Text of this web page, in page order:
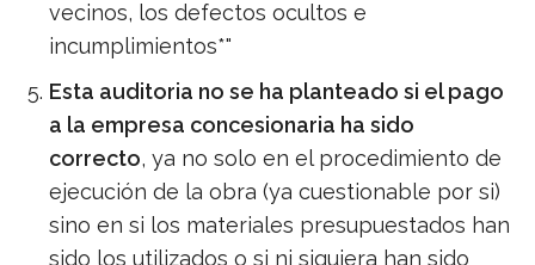
vecinos, los defectos ocultos e
incumplimientos*"
Esta auditoria no se ha planteado si el pago
a la empresa concesionaria ha sido
correcto, ya no solo en el procedimiento de
ejecución de la obra (ya cuestionable por si)
sino en si los materiales presupuestados han
sido los utilizados o si ni siquiera han sido